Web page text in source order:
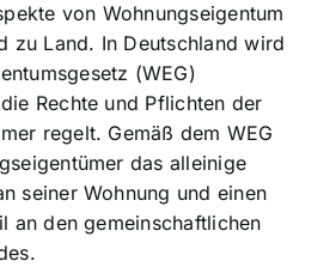
von Wohnungseigentum
zu Land. In Deutschland wird
(WEG)
Rechte und Pflichten der
regelt. Gemäß dem WEG
das alleinige
seiner Wohnung und einen
an den gemeinschaftlichen